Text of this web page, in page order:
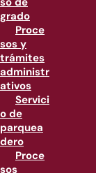
grado
Proce
sos y
trámites
administr
ativos
Servici
o de
parquea
dero
Proce
sos